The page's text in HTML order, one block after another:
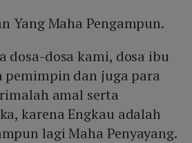
Yang Maha Pengampun.
dosa-dosa kami, dosa ibu
pemimpin dan juga para
amal serta
karena Engkau adalah
lagi Maha Penyayang.